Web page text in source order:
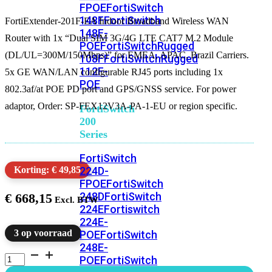
FPOEFortiSwitch
148FFortiSwitch
148F-
POEFortiSwitchRugged
108FFortiSwitchRugged
112F-
POE
FortiSwitch
200
Series
FortiSwitch
224D-
FPOEFortiSwitch
248DFortiSwitch
224EFortiswitch
224E-
POEFortiSwitch
248E-
POEFortiSwitch
FortiExtender-201F-EA Indoor Broadband Wireless WAN
Router with 1x “Dual SIM 3G/4G LTE CAT7 M.2 Module
(DL/UL=300M/150Mbps)” for EMEA, APAC, Brazil Carriers.
5x GE WAN/LAN configurable RJ45 ports including 1x
802.3af/at POE PD port and GPS/GNSS service. For power
adaptor, Order: SP-FEX12V3A-PA-1-EU or region specific.
Korting: € 49,85
€ 668,15
3 op voorraad
FortiExtender-
201F-